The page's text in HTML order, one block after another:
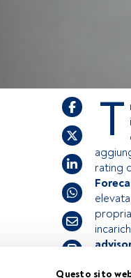
Questo sito
Tempo di lettura:1 min.
T
rating